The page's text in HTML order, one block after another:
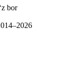
bor